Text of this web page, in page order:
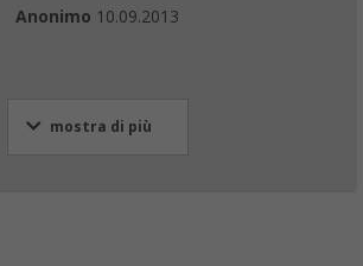
Anonimo 10.09.2013
mostra di più